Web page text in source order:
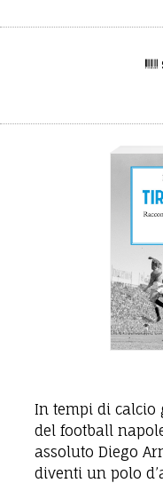
In tempi di calcio
del football
assoluto Diego
diventi un polo